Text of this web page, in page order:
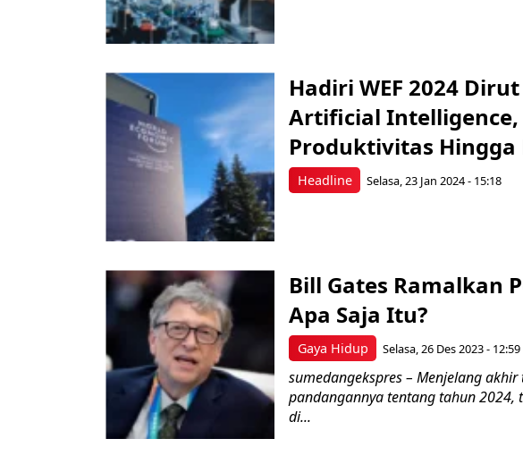
Headline
Hadiri WEF 2024
Artificial
Produktivitas Hingga
Selasa, 23 Jan 2024 - 15:18
Gaya Hidup
Bill Gates Ramalkan
Apa Saja Itu?
Selasa, 26 Des 2023 - 12:59
sumedangekspres – Menjelang
pandangannya tentang tahun 2024,
di...